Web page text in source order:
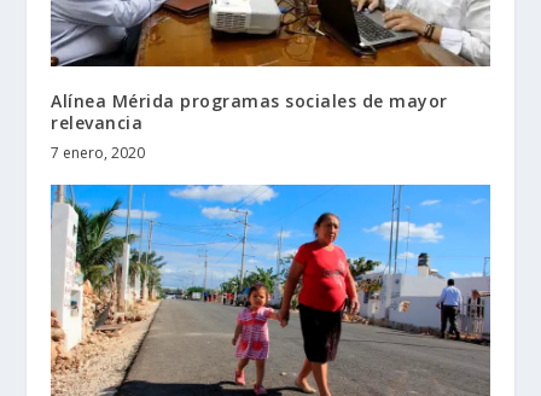
Alínea Mérida programas sociales de mayor
relevancia
7 enero, 2020